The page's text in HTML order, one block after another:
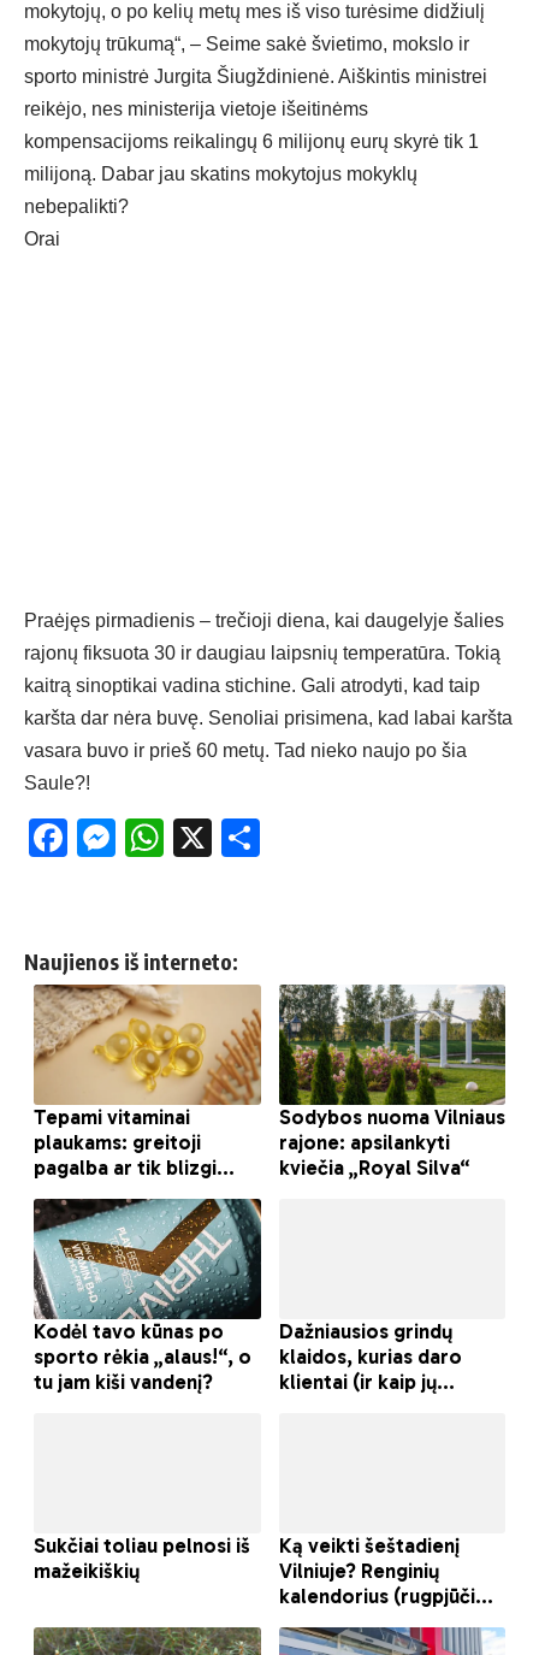
mokytojų, o po kelių metų mes iš viso turėsime didžiulį
mokytojų trūkumą“, – Seime sakė švietimo, mokslo ir
sporto ministrė Jurgita Šiugždinienė. Aiškintis ministrei
reikėjo, nes ministerija vietoje išeitinėms
kompensacijoms reikalingų 6 milijonų eurų skyrė tik 1
milijoną. Dabar jau skatins mokytojus mokyklų
nebepalikti?
Orai
Praėjęs pirmadienis – trečioji diena, kai daugelyje šalies
rajonų fiksuota 30 ir daugiau laipsnių temperatūra. Tokią
kaitrą sinoptikai vadina stichine. Gali atrodyti, kad taip
karšta dar nėra buvę. Senoliai prisimena, kad labai karšta
vasara buvo ir prieš 60 metų. Tad nieko naujo po šia
Saule?!
Facebook
Messenger
WhatsApp
X
Naujienos iš interneto: